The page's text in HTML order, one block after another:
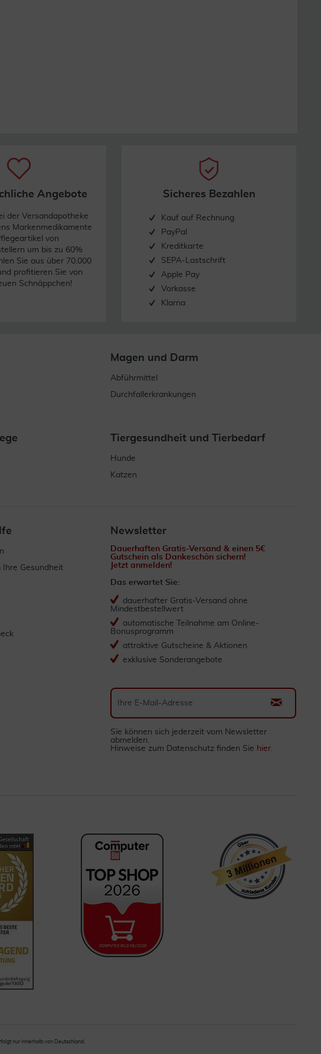
Angebote
der Versandapotheke
Markenmedikamente
von
um bis zu 60%
Sie aus über 70.000
profitieren Sie von
Schnäppchen!
Sicheres Bezahlen
Kauf auf Rechnung
PayPal
Kreditkarte
SEPA-Lastschrift
Apple Pay
Vorkasse
Klarna
Magen und Darm
Abführmittel
Durchfallerkrankungen
Tiergesundheit und Tierbedarf
Hunde
Katzen
Ihre Gesundheit
Newsletter
Dauerhaften Gratis-Versand & einen 5€
Gutschein als Dankeschön sichern!
Jetzt anmelden!
Das erwartet Sie:
dauerhafter Gratis-Versand ohne
Mindestbestellwert
automatische Teilnahme am Online-
Bonusprogramm
attraktive Gutscheine & Aktionen
exklusive Sonderangebote
Sie können sich jederzeit vom Newsletter
abmelden.
Hinweise zum Datenschutz finden Sie hier.
nur innerhalb von Deutschland.